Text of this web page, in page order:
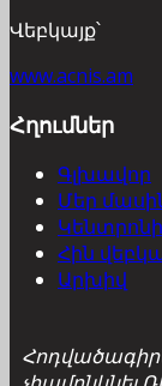
Վեբկայք՝
www.acnis.am
Հղումներ
Գլխավոր
Մեր
Հին
Արխիվ